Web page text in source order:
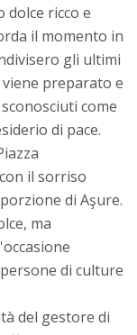
ricco e
il momento in
gli ultimi
preparato e
come
di pace.
il sorriso
di Aşure.
ma
di culture
del gestore di